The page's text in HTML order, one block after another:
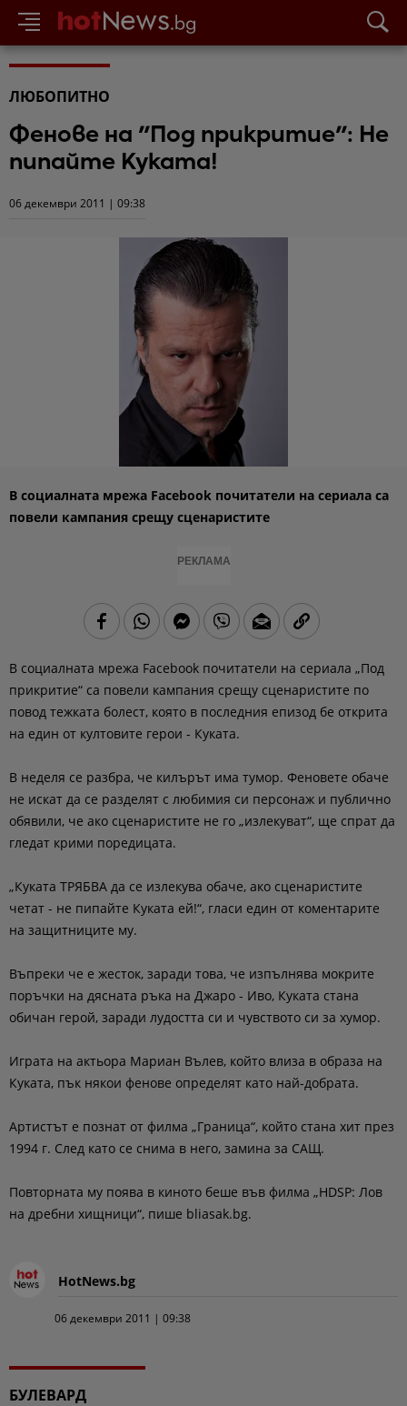
ЛЮБОПИТНО
Фенове на "Под прикритие": Не
пипайте Куката!
06 декември 2011 | 09:38
В социалната мрежа Facebook почитатели на сериала са
повели кампания срещу сценаристите
РЕКЛАМА
В социалната мрежа Facebook почитатели на сериала „Под
прикритие“ са повели кампания срещу сценаристите по
повод тежката болест, която в последния епизод бе открита
на един от култовите герои - Куката.
В неделя се разбра, че килърът има тумор. Феновете обаче
не искат да се разделят с любимия си персонаж и публично
обявили, че ако сценаристите не го „излекуват“, ще спрат да
гледат крими поредицата.
„Куката ТРЯБВА да се излекува обаче, ако сценаристите
четат - не пипайте Куката ей!“, гласи един от коментарите
на защитниците му.
Въпреки че е жесток, заради това, че изпълнява мокрите
поръчки на дясната ръка на Джаро - Иво, Куката стана
обичан герой, заради лудостта си и чувството си за хумор.
Играта на актьора Мариан Вълев, който влиза в образа на
Куката, пък някои фенове определят като най-добрата.
Артистът е познат от филма „Граница“, който стана хит през
1994 г. След като се снима в него, замина за САЩ.
Повторната му поява в киното беше във филма „HDSP: Лов
на дребни хищници“, пише bliasak.bg.
HotNews.bg
06 декември 2011 | 09:38
БУЛЕВАРД